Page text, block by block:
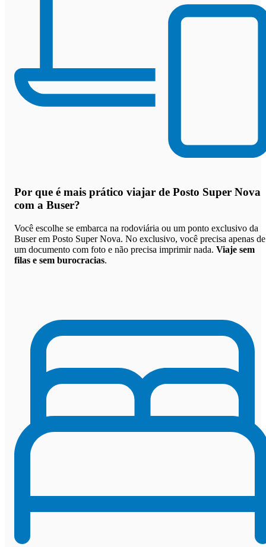
Por que é mais prático viajar de Posto Super Nova
com a Buser?
Você escolhe se embarca na rodoviária ou um ponto exclusivo da
Buser em Posto Super Nova. No exclusivo, você precisa apenas de
um documento com foto e não precisa imprimir nada. Viaje sem
filas e sem burocracias.